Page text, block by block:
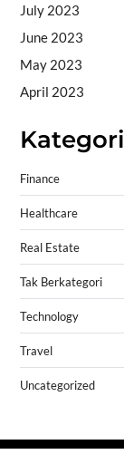
July 2023
June 2023
May 2023
April 2023
Kategori
Finance
Healthcare
Real Estate
Tak Berkategori
Technology
Travel
Uncategorized